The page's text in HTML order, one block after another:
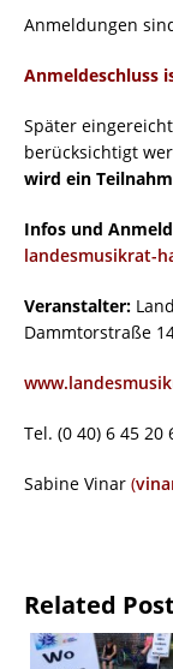
Anmeldungen
Anmeldeschluss
Später
berücksichtigt
wird ein
Infos und
landesmusikrat-
Veranstalter:
Dammtorstraße
Tel. (0 40) 6 45 20
Sabine Vinar (
Related Post